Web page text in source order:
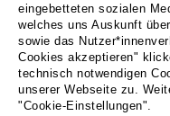
Zurück|Übersicht
eingebetteten sozialen
welches uns Auskunft
sowie das
Cookies akzeptieren"
technisch notwendigen
unserer Webseite zu.
"Cookie-Einstellungen".